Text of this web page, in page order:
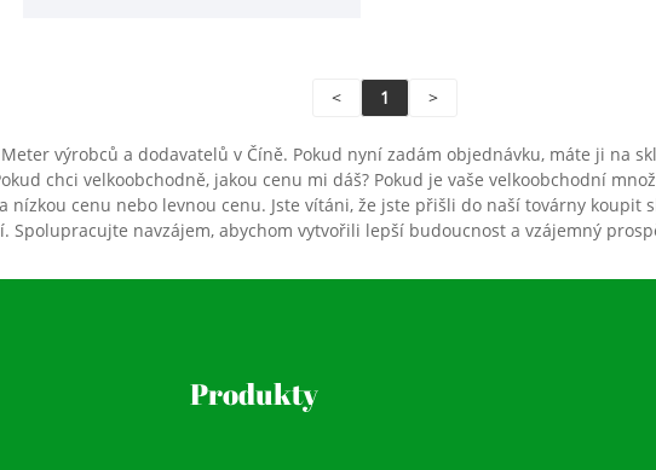
< 1 >
výrobců a dodavatelů v Číně. Pokud nyní zadám objednávku, máte ji na
chci velkoobchodně, jakou cenu mi dáš? Pokud je vaše velkoobchodní
nízkou cenu nebo levnou cenu. Jste vítáni, že jste přišli do naší továrny
Spolupracujte navzájem, abychom vytvořili lepší budoucnost a vzájemný
Produkty